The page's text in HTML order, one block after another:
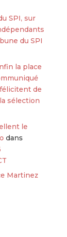
SPI, sur
du SPI
la place
de
sélection
le
dans
Martinez